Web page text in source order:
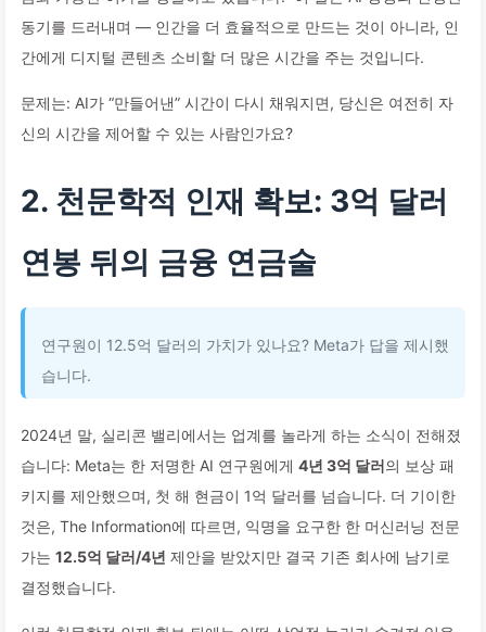
동기를 드러내며 — 인간을 더 효율적으로 만드는 것이 아니라, 인
간에게 디지털 콘텐츠 소비할 더 많은 시간을 주는 것입니다.
문제는: AI가 “만들어낸” 시간이 다시 채워지면, 당신은 여전히 자
신의 시간을 제어할 수 있는 사람인가요?
2. 천문학적 인재 확보: 3억 달러
연봉 뒤의 금융 연금술
연구원이 12.5억 달러의 가치가 있나요? Meta가 답을 제시했
습니다.
2024년 말, 실리콘 밸리에서는 업계를 놀라게 하는 소식이 전해졌
습니다: Meta는 한 저명한 AI 연구원에게 4년 3억 달러의 보상 패
키지를 제안했으며, 첫 해 현금이 1억 달러를 넘습니다. 더 기이한
것은, The Information에 따르면, 익명을 요구한 한 머신러닝 전문
가는 12.5억 달러/4년 제안을 받았지만 결국 기존 회사에 남기로
결정했습니다.